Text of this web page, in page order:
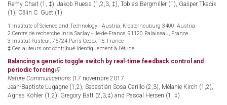
external)
Remy Chait (1, ‡), Jakob Ruess (1,2,3, ‡), Tobias Bergmiller (1), Gašper Tkačik
(1), Călin C. Guet (1)
1 Institute of Science and Technology - Austria, Klosterneuburg 3400, Austria
2 Centre de recherche Inria Saclay - Ile-de-France, 91120 Palaiseau, France
3 Institut Pasteur, 75724 Paris Cedex 15, France
‡ Ces auteurs ont contribué identiquement à l’étude
Balancing a genetic toggle switch by real-time feedback control and
periodic forcing(link
is
external)
Nature Communications |17 novembre 2017
Jean-Baptiste Lugagne (1,2), Sebastián Sosa Carillo (2,3), Mélanie Kirch (1,2),
Agnes Köhler (1,2), Gregory Batt (2,3,‡) and Pascal Hersen (1, ‡)